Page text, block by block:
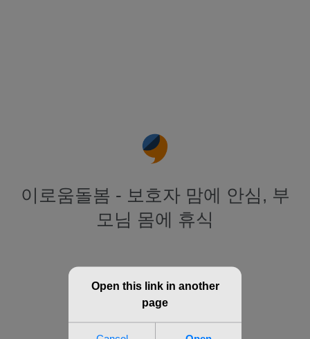
이로움돌봄 - 보호자 맘에 안심, 부
모님 몸에 휴식